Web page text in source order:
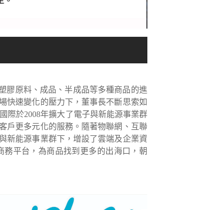
膠原料、成品、半成品等多種商品的進
快速變化的壓力下，董事長不斷思索如
際於2008年擴大了電子與新能源事業群
戶更多元化的服務。隨著物聯網、互聯
新能源事業群下，增設了雲端及企業資
平台，為商品找到更多的出海口，朝